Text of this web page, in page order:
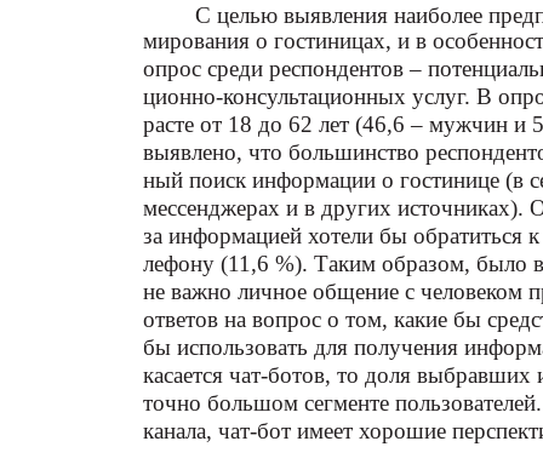
С целью выявления наиболее
мирования о гостиницах, и в
опрос среди респондентов –
ционно-консультационных услуг. В
расте от 18 до 62 лет (46,6 – мужчин и
выявлено, что большинство
ный поиск информации о гостинице (в
мессенджерах и в других источниках).
за информацией хотели бы обратиться
лефону (11,6 %). Таким образом, было
не важно личное общение с человеком
ответов на вопрос о том, какие бы
бы использовать для получения
касается чат-ботов, то доля выбравших
точно большом сегменте
канала, чат-бот имеет хорошие